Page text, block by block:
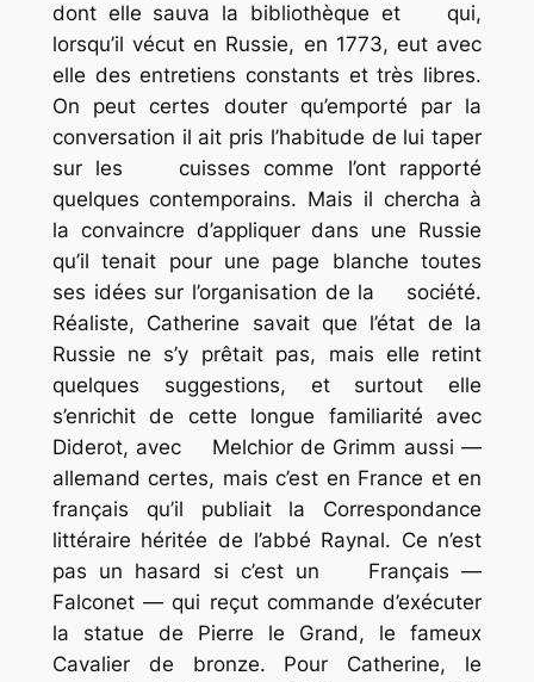
dont elle sauva la bibliothèque et qui,
lorsqu’il vécut en Russie, en 1773, eut avec
elle des entretiens constants et très libres.
On peut certes douter qu’emporté par la
conversation il ait pris l’habitude de lui taper
sur les cuisses comme l’ont rapporté
quelques contemporains. Mais il chercha à
la convaincre d’appliquer dans une Russie
qu’il tenait pour une page blanche toutes
ses idées sur l’organisation de la société.
Réaliste, Catherine savait que l’état de la
Russie ne s’y prêtait pas, mais elle retint
quelques suggestions, et surtout elle
s’enrichit de cette longue familiarité avec
Diderot, avec Melchior de Grimm aussi —
allemand certes, mais c’est en France et en
français qu’il publiait la Correspondance
littéraire héritée de l’abbé Raynal. Ce n’est
pas un hasard si c’est un Français —
Falconet — qui reçut commande d’exécuter
la statue de Pierre le Grand, le fameux
Cavalier de bronze. Pour Catherine, le